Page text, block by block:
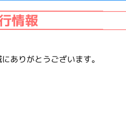
情報
ありがとうございます。